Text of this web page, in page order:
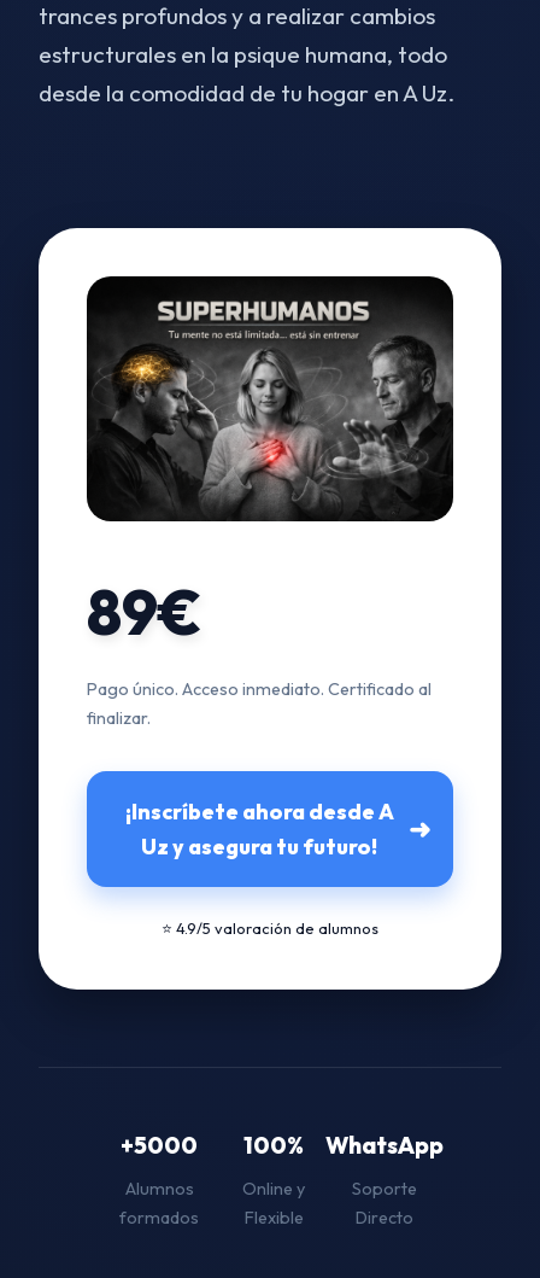
trances profundos y a realizar cambios
estructurales en la psique humana, todo
desde la comodidad de tu hogar en A Uz.
89€
Pago único. Acceso inmediato. Certificado al
finalizar.
¡Inscríbete ahora desde A
Uz y asegura tu futuro!
➜
⭐ 4.9/5 valoración de alumnos
+5000
Alumnos
formados
100%
Online y
Flexible
WhatsApp
Soporte
Directo